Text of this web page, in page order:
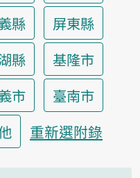
縣
屏東縣
縣
基隆市
市
臺南市
重新選附錄